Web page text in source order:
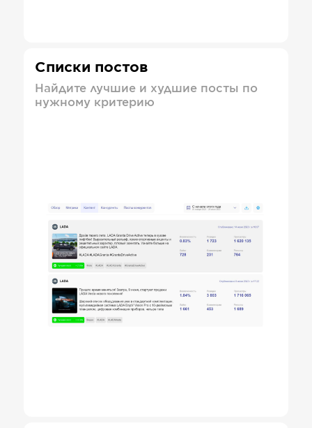
Списки постов
Найдите лучшие и худшие посты по
нужному критерию